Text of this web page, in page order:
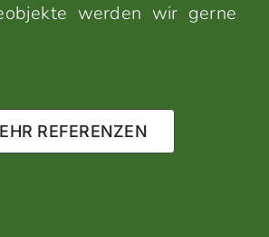
werden wir gerne
REFERENZEN